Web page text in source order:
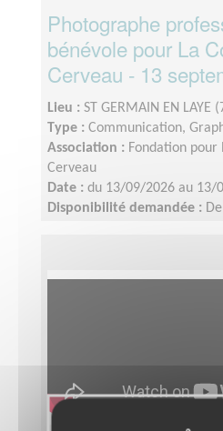
Photographe
bénévole pour La
Cerveau - 13
Lieu : ST GERMAIN EN LAYE
Type : Communication,
Association : Fondation pour
Cerveau
Date : du 13/09/2026 au 13/
Disponibilité demandée :